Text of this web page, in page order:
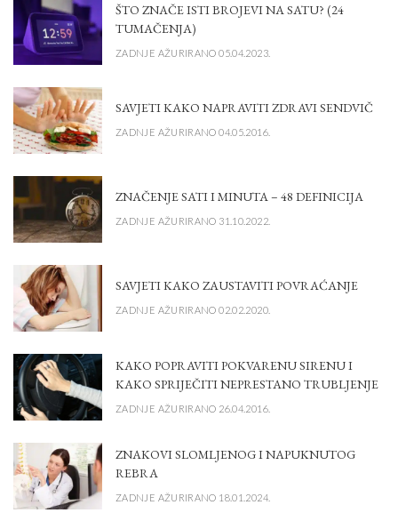
ŠTO ZNAČE ISTI BROJEVI NA SATU? (24
TUMAČENJA)
ZADNJE AŽURIRANO 05.04.2023.
SAVJETI KAKO NAPRAVITI ZDRAVI SENDVIČ
ZADNJE AŽURIRANO 04.05.2016.
ZNAČENJE SATI I MINUTA – 48 DEFINICIJA
ZADNJE AŽURIRANO 31.10.2022.
SAVJETI KAKO ZAUSTAVITI POVRAĆANJE
ZADNJE AŽURIRANO 02.02.2020.
KAKO POPRAVITI POKVARENU SIRENU I
KAKO SPRIJEČITI NEPRESTANO TRUBLJENJE
ZADNJE AŽURIRANO 26.04.2016.
ZNAKOVI SLOMLJENOG I NAPUKNUTOG
REBRA
ZADNJE AŽURIRANO 18.01.2024.